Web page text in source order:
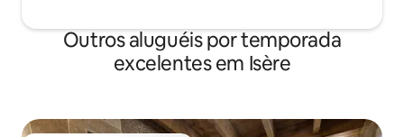
Outros aluguéis por temporada
excelentes em Isère